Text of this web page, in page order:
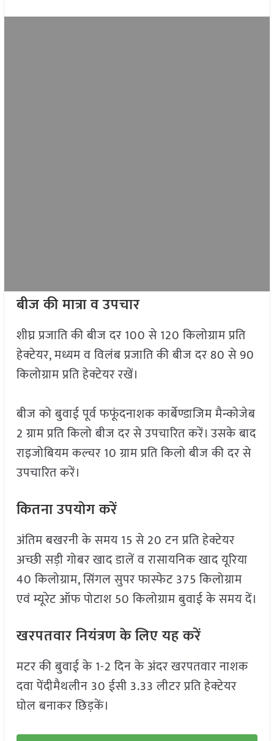
बीज की मात्रा व उपचार
शीघ्र प्रजाति की बीज दर 100 से 120 किलोग्राम प्रति
हेक्टेयर, मध्यम व विलंब प्रजाति की बीज दर 80 से 90
किलोग्राम प्रति हेक्टेयर रखें।
बीज को बुवाई पूर्व फफूंदनाशक कार्बेण्डाजिम मैन्कोजेब
2 ग्राम प्रति किलो बीज दर से उपचारित करें। उसके बाद
राइजोबियम कल्चर 10 ग्राम प्रति किलो बीज की दर से
उपचारित करें।
कितना उपयोग करें
अंतिम बखरनी के समय 15 से 20 टन प्रति हेक्टेयर
अच्छी सड़ी गोबर खाद डालें व रासायनिक खाद यूरिया
40 किलोग्राम, सिंगल सुपर फास्फेट 375 किलोग्राम
एवं म्यूरेट ऑफ पोटाश 50 किलोग्राम बुवाई के समय दें।
खरपतवार नियंत्रण के लिए यह करें
मटर की बुवाई के 1-2 दिन के अंदर खरपतवार नाशक
दवा पेंदीमैथलीन 30 ईसी 3.33 लीटर प्रति हेक्टेयर
घोल बनाकर छिड़कें।